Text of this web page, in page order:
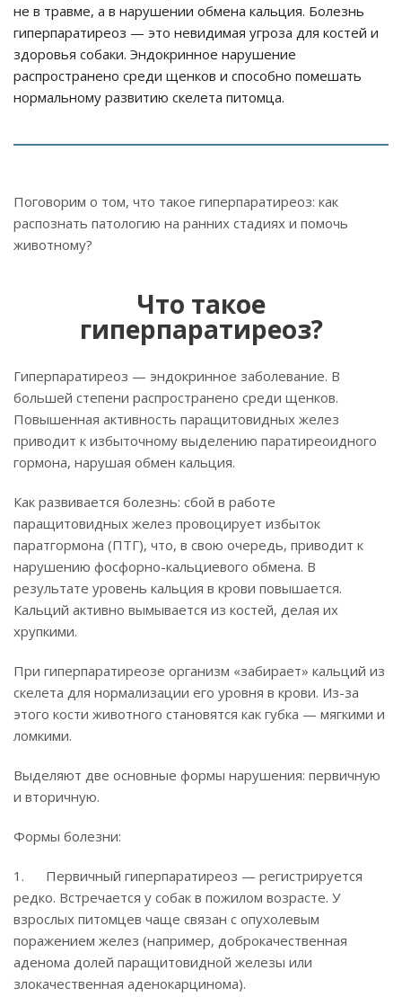
не в травме, а в нарушении обмена кальция. Болезнь
гиперпаратиреоз — это невидимая угроза для костей и
здоровья собаки. Эндокринное нарушение
распространено среди щенков и способно помешать
нормальному развитию скелета питомца.
Поговорим о том, что такое гиперпаратиреоз: как
распознать патологию на ранних стадиях и помочь
животному?
Что такое
гиперпаратиреоз?
Гиперпаратиреоз — эндокринное заболевание. В
большей степени распространено среди щенков.
Повышенная активность паращитовидных желез
приводит к избыточному выделению паратиреоидного
гормона, нарушая обмен кальция.
Как развивается болезнь: сбой в работе
паращитовидных желез провоцирует избыток
паратгормона (ПТГ), что, в свою очередь, приводит к
нарушению фосфорно-кальциевого обмена. В
результате уровень кальция в крови повышается.
Кальций активно вымывается из костей, делая их
хрупкими.
При гиперпаратиреозе организм «забирает» кальций из
скелета для нормализации его уровня в крови. Из-за
этого кости животного становятся как губка — мягкими и
ломкими.
Выделяют две основные формы нарушения: первичную
и вторичную.
Формы болезни:
1. Первичный гиперпаратиреоз — регистрируется
редко. Встречается у собак в пожилом возрасте. У
взрослых питомцев чаще связан с опухолевым
поражением желез (например, доброкачественная
аденома долей паращитовидной железы или
злокачественная аденокарцинома).